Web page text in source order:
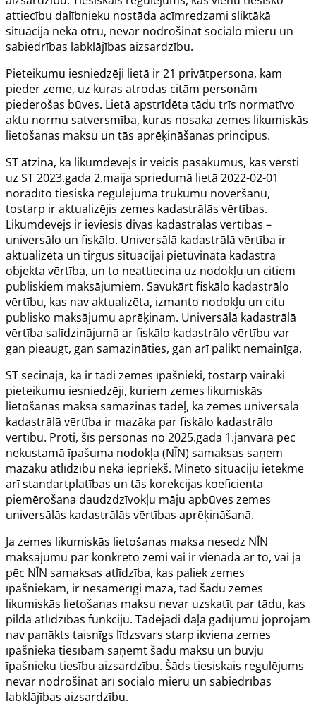
attiecību dalībnieku nostāda acīmredzami sliktākā
situācijā nekā otru, nevar nodrošināt sociālo mieru un
sabiedrības labklājības aizsardzību.
Pieteikumu iesniedzēji lietā ir 21 privātpersona, kam
pieder zeme, uz kuras atrodas citām personām
piederošas būves. Lietā apstrīdēta tādu trīs normatīvo
aktu normu satversmība, kuras nosaka zemes likumiskās
lietošanas maksu un tās aprēķināšanas principus.
ST atzina, ka likumdevējs ir veicis pasākumus, kas vērsti
uz ST 2023.gada 2.maija spriedumā lietā 2022-02-01
norādīto tiesiskā regulējuma trūkumu novēršanu,
tostarp ir aktualizējis zemes kadastrālās vērtības.
Likumdevējs ir ieviesis divas kadastrālās vērtības –
universālo un fiskālo. Universālā kadastrālā vērtība ir
aktualizēta un tirgus situācijai pietuvināta kadastra
objekta vērtība, un to neattiecina uz nodokļu un citiem
publiskiem maksājumiem. Savukārt fiskālo kadastrālo
vērtību, kas nav aktualizēta, izmanto nodokļu un citu
publisko maksājumu aprēķinam. Universālā kadastrālā
vērtība salīdzinājumā ar fiskālo kadastrālo vērtību var
gan pieaugt, gan samazināties, gan arī palikt nemainīga.
ST secināja, ka ir tādi zemes īpašnieki, tostarp vairāki
pieteikumu iesniedzēji, kuriem zemes likumiskās
lietošanas maksa samazinās tādēļ, ka zemes universālā
kadastrālā vērtība ir mazāka par fiskālo kadastrālo
vērtību. Proti, šīs personas no 2025.gada 1.janvāra pēc
nekustamā īpašuma nodokļa (NĪN) samaksas saņem
mazāku atlīdzību nekā iepriekš. Minēto situāciju ietekmē
arī standartplatības un tās korekcijas koeficienta
piemērošana daudzdzīvokļu māju apbūves zemes
universālās kadastrālās vērtības aprēķināšanā.
Ja zemes likumiskās lietošanas maksa nesedz NĪN
maksājumu par konkrēto zemi vai ir vienāda ar to, vai ja
pēc NĪN samaksas atlīdzība, kas paliek zemes
īpašniekam, ir nesamērīgi maza, tad šādu zemes
likumiskās lietošanas maksu nevar uzskatīt par tādu, kas
pilda atlīdzības funkciju. Tādējādi daļā gadījumu joprojām
nav panākts taisnīgs līdzsvars starp ikviena zemes
īpašnieka tiesībām saņemt šādu maksu un būvju
īpašnieku tiesību aizsardzību. Šāds tiesiskais regulējums
nevar nodrošināt arī sociālo mieru un sabiedrības
labklājības aizsardzību.